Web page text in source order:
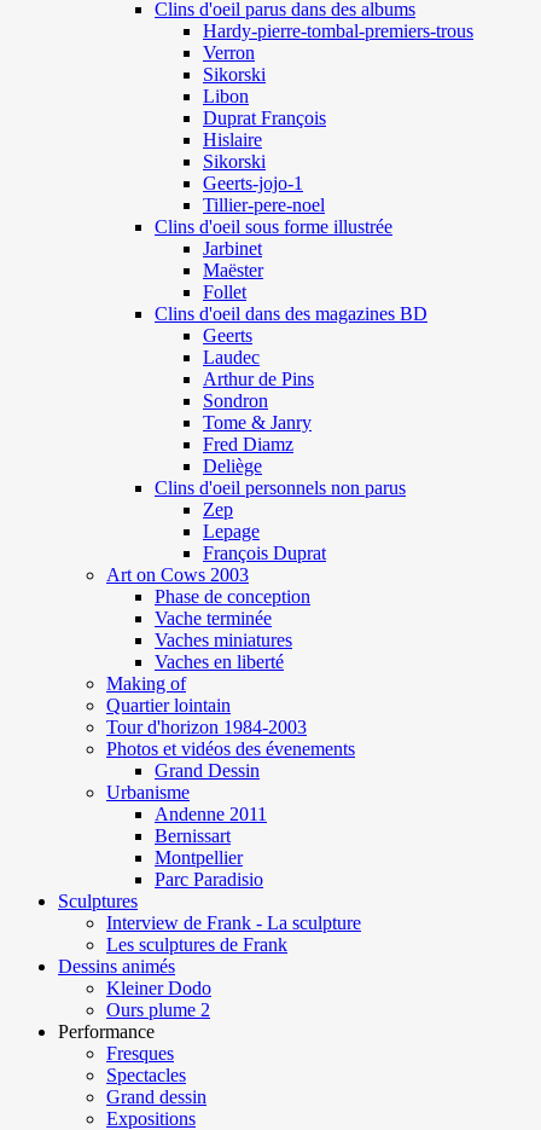
Clins d'oeil parus dans des albums
Hardy-pierre-tombal-premiers-trous
Verron
Sikorski
Libon
Duprat François
Hislaire
Sikorski
Geerts-jojo-1
Tillier-pere-noel
Clins d'oeil sous forme illustrée
Jarbinet
Maëster
Follet
Clins d'oeil dans des magazines BD
Geerts
Laudec
Arthur de Pins
Sondron
Tome & Janry
Fred Diamz
Deliège
Clins d'oeil personnels non parus
Zep
Lepage
François Duprat
Art on Cows 2003
Phase de conception
Vache terminée
Vaches miniatures
Vaches en liberté
Making of
Quartier lointain
Tour d'horizon 1984-2003
Photos et vidéos des évenements
Grand Dessin
Urbanisme
Andenne 2011
Bernissart
Montpellier
Parc Paradisio
Sculptures
Interview de Frank - La sculpture
Les sculptures de Frank
Dessins animés
Kleiner Dodo
Ours plume 2
Performance
Fresques
Spectacles
Grand dessin
Expositions